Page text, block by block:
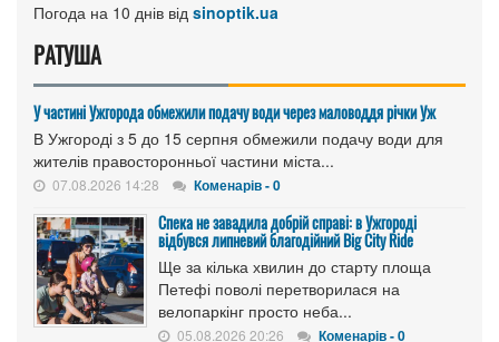
Погода на 10 днів від sinoptik.ua
РАТУША
У частині Ужгорода обмежили подачу води через маловоддя річки Уж
В Ужгороді з 5 до 15 серпня обмежили подачу води для
жителів правосторонньої частини міста...
07.08.2026 14:28 Коменарів - 0
Спека не завадила добрій справі: в Ужгороді
відбувся липневий благодійний Big City Ride
Ще за кілька хвилин до старту площа
Петефі поволі перетворилася на
велопаркінг просто неба...
05.08.2026 20:26 Коменарів - 0